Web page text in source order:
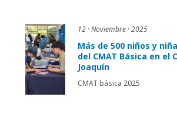
12 · Noviembre · 2025
Más de 500 niños y
del CMAT Básica en el
Joaquín
CMAT básica 2025